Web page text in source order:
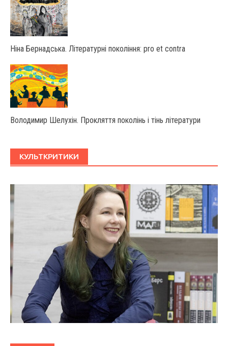
Ніна Бернадська. Літературні покоління: pro et contra
Володимир Шелухін. Прокляття поколінь і тінь літератури
КУЛЬТКРИТИКИ